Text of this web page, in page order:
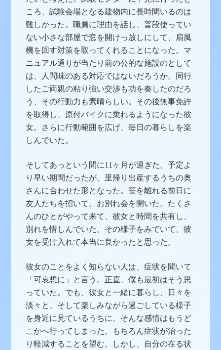
ころ、試験会場となる建物内に長時間いるのは
難しかった。職員に理由を話し、普段使ってい
ない小さな部屋で窓を開けっ放しにして、扇風
機を回す対策を取ってくれることになった。マ
ニュアル通りが当たり前の公的な施設のとして
は、人間味のある対応ではないだろうか。同行
したご両親の粘り強い交渉も功を奏したのだろ
う、その行動力も素晴らしい。その後無事免許
を取得し、原付バイクに乗れるようになった彼
女。さらに行動範囲を広げ、毎日の暮らしを楽
しんでいた。
そしてあっという間に11ヶ月が過ぎた。予定よ
り早い期間だったが、里帰り出産するうちの奥
さんに合わせた形となった。笹を離れる前日に
友人たちを招いて、お別れ会を開いた。たくさ
んのひとがやって来て、彼女と時間を共有し、
別れを惜しんでいた。その様子をみていて、彼
女を受け入れて本当に良かったと思った。
彼女のことをよく知らない人は、症状を聞いて
「可哀想に」と言う。正直、僕も最初はそう思
っていた。でも、彼女と一緒に暮らし、日々を
淡々と、そして楽しみながら過ごしている様子
を身近に見ているうちに、そんな感情はもうど
こかへ行ってしまった。もちろん症状が治った
り軽減することを望む。しかし、自分の在る状